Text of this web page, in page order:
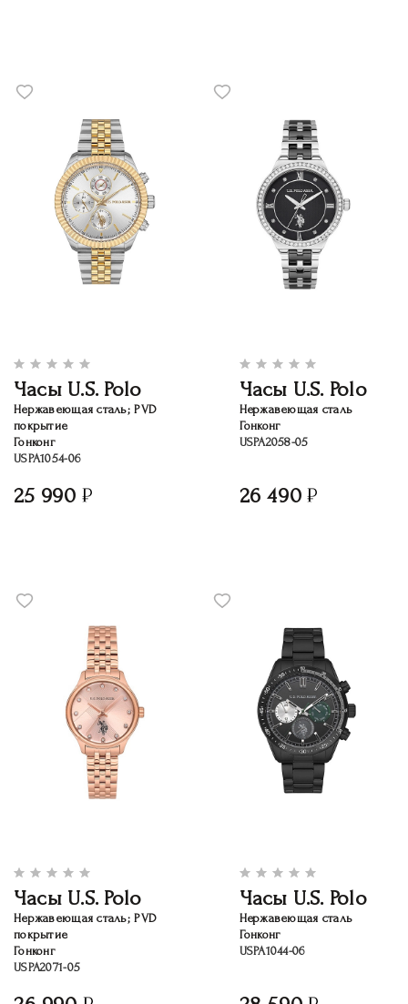
Часы U.S. Polo
Нержавеющая сталь; PVD
покрытие
Гонконг
USPA1054-06
25 990
Часы U.S. Polo
Нержавеющая сталь
Гонконг
USPA2058-05
26 490
Часы U.S. Polo
Нержавеющая сталь; PVD
покрытие
Гонконг
USPA2071-05
Часы U.S. Polo
Нержавеющая сталь
Гонконг
USPA1044-06